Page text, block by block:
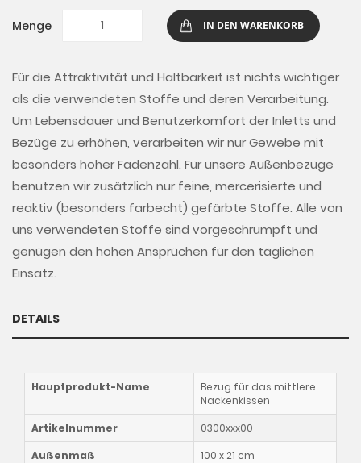
Menge IN DEN WARENKORB
Für die Attraktivität und Haltbarkeit ist nichts wichtiger
als die verwendeten Stoffe und deren Verarbeitung.
Um Lebensdauer und Benutzerkomfort der Inletts und
Bezüge zu erhöhen, verarbeiten wir nur Gewebe mit
besonders hoher Fadenzahl. Für unsere Außenbezüge
benutzen wir zusätzlich nur feine, mercerisierte und
reaktiv (besonders farbecht) gefärbte Stoffe. Alle von
uns verwendeten Stoffe sind vorgeschrumpft und
genügen den hohen Ansprüchen für den täglichen
Einsatz.
DETAILS
Hauptprodukt-Name
Bezug für das mittlere
Nackenkissen
Artikelnummer
0300xxx00
Außenmaß
100 x 21 cm